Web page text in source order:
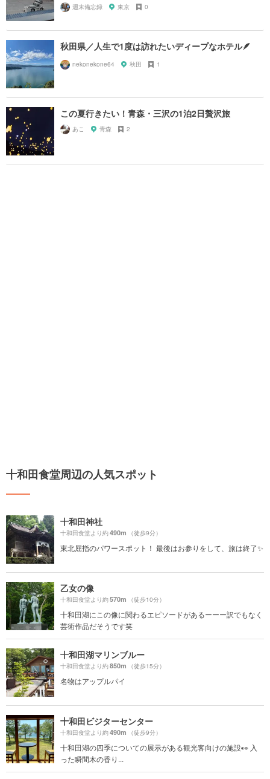
週末備忘録 東京 0
秋田県／人生で1度は訪れたいディープなホテル🪶
nekonekone64 秋田 1
この夏行きたい！青森・三沢の1泊2日贅沢旅
あこ 青森 2
十和田食堂周辺の人気スポット
十和田神社
十和田食堂より約490m （徒歩9分）
東北屈指のパワースポット！ 最後はお参りをして、旅は終了✨
乙女の像
十和田食堂より約570m （徒歩10分）
十和田湖にこの像に関わるエピソードがあるーーー訳でもなく
芸術作品だそうです笑
十和田湖マリンブルー
十和田食堂より約850m （徒歩15分）
名物はアップルパイ
十和田ビジターセンター
十和田食堂より約490m （徒歩9分）
十和田湖の四季についての展示がある観光客向けの施設👀 入
った瞬間木の香り...